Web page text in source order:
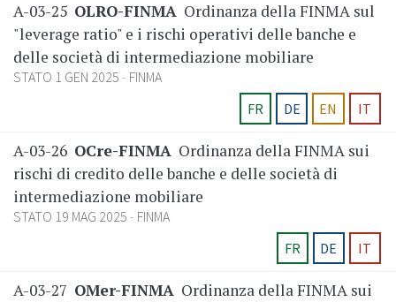
A-03-25 OLRO-FINMA Ordinanza della FINMA sul
"leverage ratio" e i rischi operativi delle banche e
delle società di intermediazione mobiliare
STATO 1 GEN 2025
FINMA
FR
DE EN IT
A-03-26 OCre-FINMA Ordinanza della FINMA sui
rischi di credito delle banche e delle società di
intermediazione mobiliare
STATO 19 MAG 2025
FINMA
FR
DE IT
A-03-27 OMer-FINMA Ordinanza della FINMA sui